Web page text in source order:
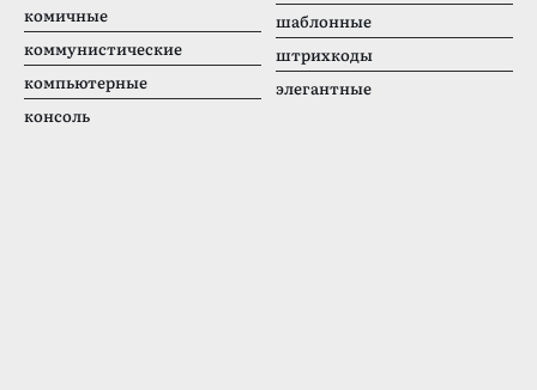
комичные
коммунистические
компьютерные
консоль
шаблонные
штрихкоды
элегантные